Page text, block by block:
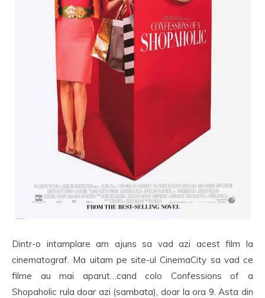
Dintr-o intamplare am ajuns sa vad azi acest film la
cinematograf. Ma uitam pe site-ul CinemaCity sa vad ce
filme au mai aparut…cand colo Confessions of a
Shopaholic rula doar azi (sambata), doar la ora 9. Asta din